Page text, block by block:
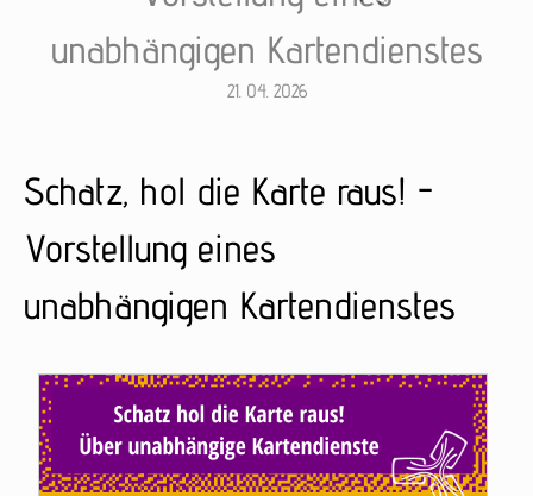
unabhängigen Kartendienstes
21. 04. 2026
Schatz, hol die Karte raus! -
Vorstellung eines
unabhängigen Kartendienstes